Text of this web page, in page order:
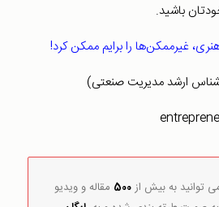
باشید.
غیرممکن‌ها را برایم ممکن کرد!
ارشد مدیریت صنعتی)
توانید به بیش از500 مقاله و ویدیو